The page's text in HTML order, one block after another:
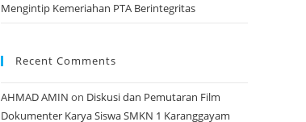
Mengintip Kemeriahan PTA Berintegritas
Recent Comments
AHMAD AMIN on Diskusi dan Pemutaran Film
Dokumenter Karya Siswa SMKN 1 Karanggayam